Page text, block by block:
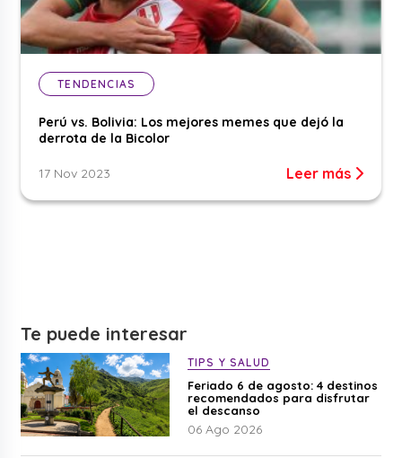
TENDENCIAS
Perú vs. Bolivia: Los mejores memes que dejó la
derrota de la Bicolor
17 Nov 2023 Leer más
Te puede interesar
TIPS Y SALUD
Feriado 6 de agosto: 4 destinos
recomendados para disfrutar
el descanso
06 Ago 2026